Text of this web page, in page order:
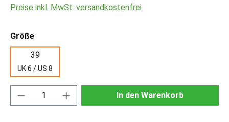
Preise inkl. MwSt. versandkostenfrei
Größeauswählen
39
UK 6 / US 8
Produkt Anzahl: Gib den gewünschten
In den Warenkorb